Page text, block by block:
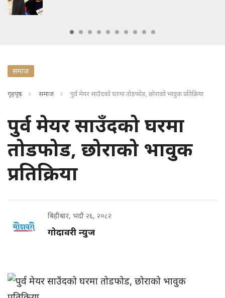
समाज
गृहपृष्ठ समाज पुर्व मेयर साउँदको घरमा तोडफोड, छोराको भावुक प्रतिक्रिया
पुर्व मेयर साउँदको घरमा
तोडफोड, छोराको भावुक
प्रतिक्रिया
बिहीबार, भदौ २६, २०८२
गोदावरी न्युज